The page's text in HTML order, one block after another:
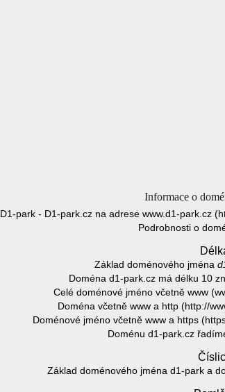
Informace o
D1-park - D1-park.cz na adrese www.d1-park.cz
Podrobnosti o
Základ doménového jména
Doména d1-park.cz má délku 10
Celé doménové jméno včetně www
Doména včetně www a http (http://
Doménové jméno včetně www a https
Doménu d1-park.cz
Základ doménového jména d1-park a